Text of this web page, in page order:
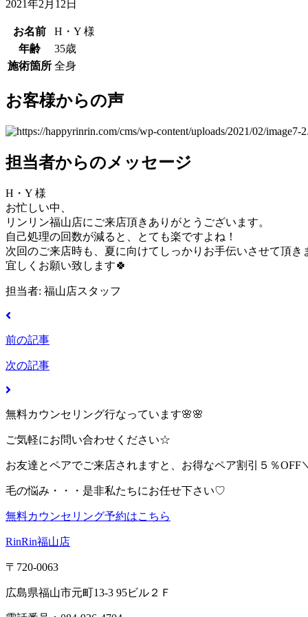
2021年2月12日
お名前
H・Y 様
年齢
35歳
施術箇所 全身
お客様からの声
担当者からのメッセージ
H・Y 様
お忙しい中、
リンリン福山店にご来店頂きありがとうございます。
自己処理の回数が減ると、とても楽ですよね！
次回のご来店時も、夏に向けてしっかりお手伝いさせて頂き
宜しくお願い致します🍀
担当者: 福山店スタッフ
前の記事
次の記事
無料カウンセリング行なっています🌸🌸
ご気軽にお問い合わせください☆
お友達とペアでご来店されますと、お得なペア割引５％OFF
毛の悩み・・・是非私たちにお任せ下さい♡
無料カウンセリング予約はこちら
RinRin福山店
〒720-0063
広島県福山市元町13-3 95ビル２Ｆ